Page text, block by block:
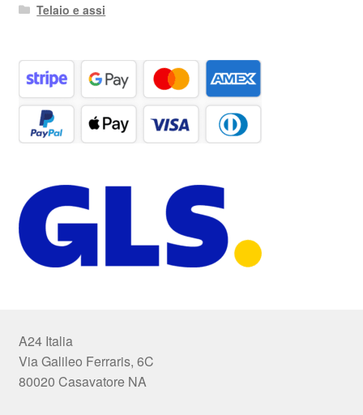
Telaio e assi
A24 Italia
Via Galileo Ferraris, 6C
80020 Casavatore NA